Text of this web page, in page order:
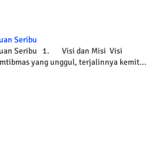
Seribu
Seribu 1. Visi dan Misi Visi
yang unggul, terjalinnya kemit...